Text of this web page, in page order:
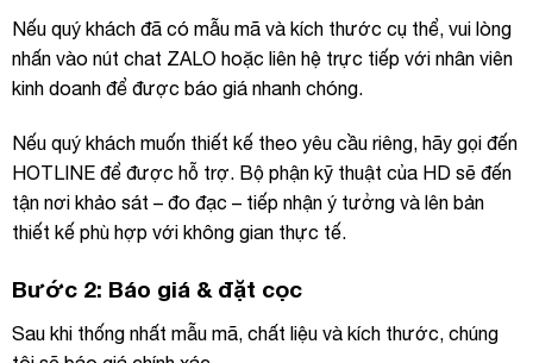
Nếu quý khách đã có mẫu mã và kích thước cụ thể, vui lòng
nhấn vào nút chat ZALO hoặc liên hệ trực tiếp với nhân viên
kinh doanh để được báo giá nhanh chóng.
Nếu quý khách muốn thiết kế theo yêu cầu riêng, hãy gọi đến
HOTLINE để được hỗ trợ. Bộ phận kỹ thuật của HD sẽ đến
tận nơi khảo sát – đo đạc – tiếp nhận ý tưởng và lên bản
thiết kế phù hợp với không gian thực tế.
Bước 2: Báo giá & đặt cọc
Sau khi thống nhất mẫu mã, chất liệu và kích thước, chúng